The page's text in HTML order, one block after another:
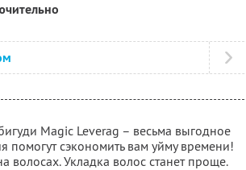
Magic Leverag – весьма выгодное
помогут сэкономить вам уйму времени!
волосах. Укладка волос станет проще.